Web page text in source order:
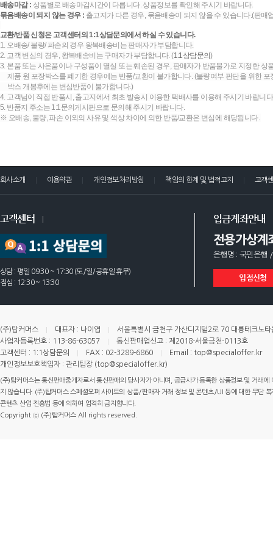
배송마감 : 상품별로 배송마감시간이 다릅니다. 상품정보를 확인해 주시기 바랍니다.
묶음배송이 되지 않는 경우 : 출고지가 다른 경우, 묶음배송이 되지 않을 수 있습니다.(판
교환/반품 신청은 고객센터의 1:1상담문의에서 하실 수 있습니다.
1. 오배송/ 불량/ 파손의 경우 왕복배송비는 판매자가 부담합니다.
2. 고객 변심의 경우, 왕복배송비는 구매자가 부담합니다. (1:1상담문의)
3. 본품 또는 사은품이나 구성품이 멸실 또는 훼손된 경우, 판매자가 반품불가로 지정한 상
제품 원 포장박스를 폐기한 경우에는 반품/교환이 불가합니다. (불량여부 판단을 위한
박스 개봉후에는 변심반품이 불가합니다.)
4. 고객님이 직접 반품시, 출고지에서 최초 발송시 이용한 택배사를 이용해 주시기 바랍니
5. 반품지 주소는 1:1문의게시판으로 문의해 주시기 바랍니다.
※ 오배송, 불량, 파손 이외의 사유 및 색상 차이에 의한 반품/교환은 변심에 해당됩니다.
회사소개 이용약관 개인정보처리방침 책임의 한계 및 법적고지 고객
고객센터
상담 : 평일 09:30 ~ 17:30 (토/일/공휴일 휴무)
점심 : 12:30 ~ 13:30
입금계좌안내
전용가상계
은행명 : 국민은행
입점신청
(주)탑커머스 대표자 : 나이엽
서울특별시 금천구 가산디지털2로 70 대륭테크노
사업자등록번호 : 113-86-63057
통신판매업신고 : 제2018-서울금천-0113호
고객센터 : 1:1상담문의
FAX : 02-3289-6860
Email : top@specialoffer.kr
개인정보보호책임자 : 관리팀장 (top@specialoffer.kr)
(주)탑커머스는 통신판매중개자로서 통신판매의 당사자가 아니며, 공급사가 등록한 상품정보 및 거래
지 않습니다. (주)탑커머스 스페셜오퍼 사이트의 상품/판매자 거래 정보 및 콘텐츠/UI 등에 대한 무단
콘텐츠 산업 진흥법 등에 의하여 엄격히 금지합니다.
Copyright ⓒ (주)탑커머스 All rights reserved.